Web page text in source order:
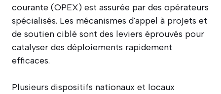
courante (OPEX) est assurée par des opérateurs
spécialisés. Les mécanismes d'appel à projets et
de soutien ciblé sont des leviers éprouvés pour
catalyser des déploiements rapidement
efficaces.
Plusieurs dispositifs nationaux et locaux